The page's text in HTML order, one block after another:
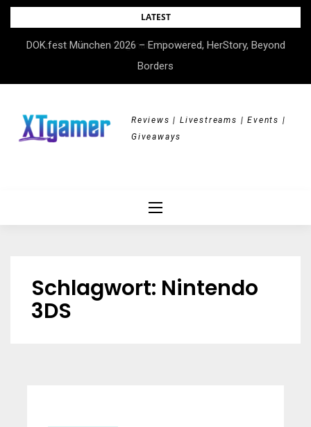
Skip
content
LATEST
DOK.fest München 2026 – Empowered, HerStory, Beyond
Borders
Reviews | Livestreams | Events |
Giveaways
Schlagwort: Nintendo
3DS